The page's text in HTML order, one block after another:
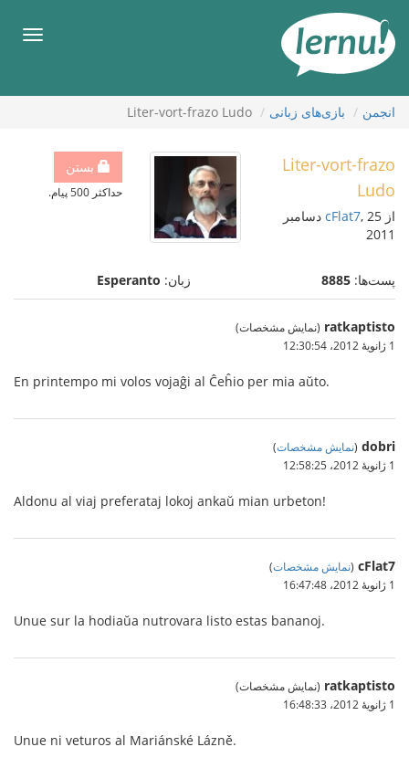
محتوا
انجمن بازی‌های زبانی Liter-vort-frazo Ludo
بستن
حداکثر 500 پیام.
Liter-vort-frazo
Ludo
از cFlat7 , 25 دسامبر
2011
پست‌ها: 8885 زبان: Esperanto
ratkaptisto (نمایش مشخصات)
1 ژانویهٔ 2012،‏ 12:30:54
En printempo mi volos vojaĝi al Ĉeĥio per mia aŭto.
dobri
(نمایش مشخصات)
1 ژانویهٔ 2012،‏ 12:58:25
Aldonu al viaj preferataj lokoj ankaŭ mian urbeton!
cFlat7
(نمایش مشخصات)
1 ژانویهٔ 2012،‏ 16:47:48
Unue sur la hodiaŭa nutrovara listo estas bananoj.
ratkaptisto (نمایش مشخصات)
1 ژانویهٔ 2012،‏ 16:48:33
Unue ni veturos al Mariánské Lázně.